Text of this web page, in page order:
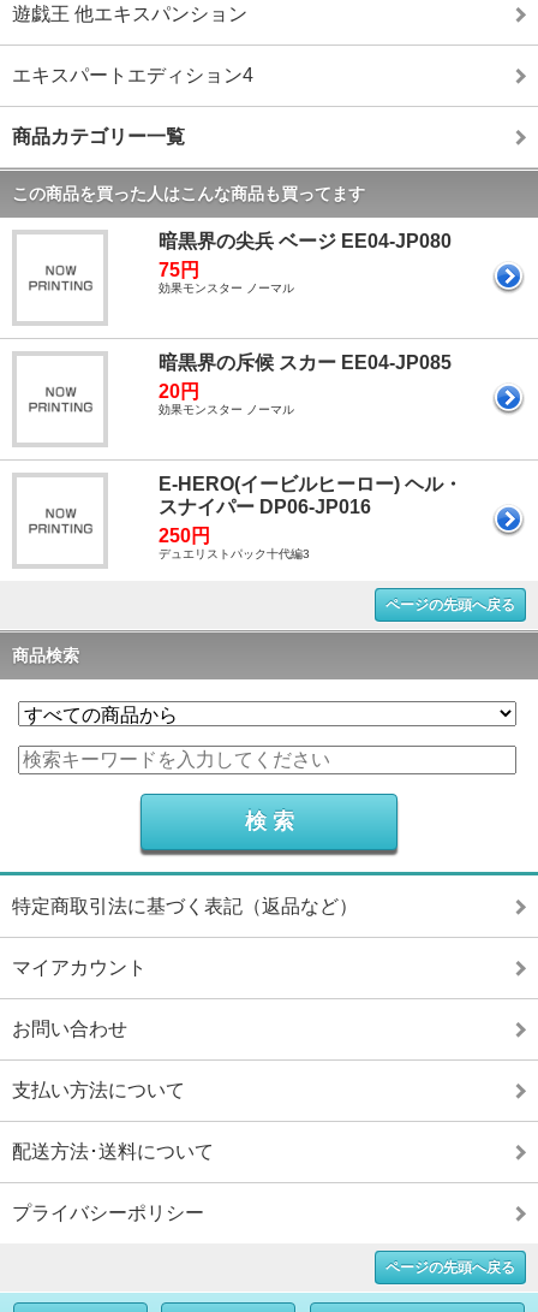
遊戯王 他エキスパンション
エキスパートエディション4
商品カテゴリー一覧
この商品を買った人はこんな商品も買ってます
暗黒界の尖兵 ベージ EE04-JP080
75円
効果モンスター ノーマル
暗黒界の斥候 スカー EE04-JP085
20円
効果モンスター ノーマル
E-HERO(イービルヒーロー) ヘル・
スナイパー DP06-JP016
250円
デュエリストパック十代編3
ページの先頭へ戻る
商品検索
特定商取引法に基づく表記（返品など）
マイアカウント
お問い合わせ
支払い方法について
配送方法･送料について
プライバシーポリシー
ページの先頭へ戻る